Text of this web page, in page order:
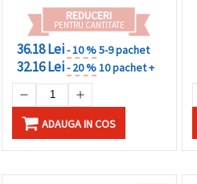
REDUCERI
PENTRU CANTITATE
36.18 Lei- 10 %5-9 pachet
32.16 Lei- 20 %10 pachet +
ADAUGA IN COS